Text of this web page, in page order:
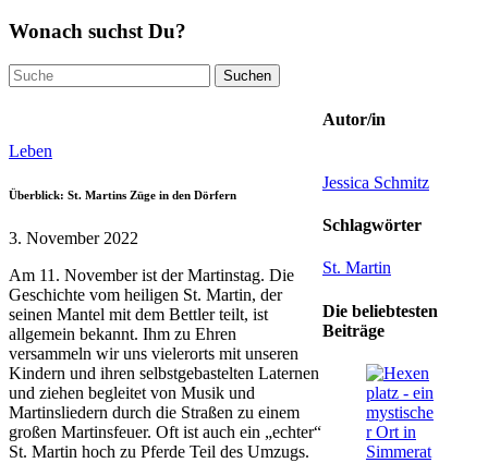
Wonach suchst Du?
Suchen
nach:
Leben
Überblick: St. Martins Züge in den Dörfern
3. November 2022
Am 11. November ist der Martinstag. Die
Geschichte vom heiligen St. Martin, der
seinen Mantel mit dem Bettler teilt, ist
allgemein bekannt. Ihm zu Ehren
versammeln wir uns vielerorts mit unseren
Kindern und ihren selbstgebastelten Laternen
und ziehen begleitet von Musik und
Martinsliedern durch die Straßen zu einem
großen Martinsfeuer. Oft ist auch ein „echter“
St. Martin hoch zu Pferde Teil des Umzugs.
Autor/in
Jessica Schmitz
Schlagwörter
St. Martin
Die beliebtesten
Beiträge